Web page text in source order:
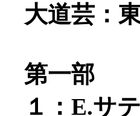
大道芸：
第一部
１：E.サ